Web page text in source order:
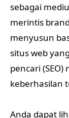
sebagai
merintis
menyusun
situs web
pencari
keberhasilan
Anda dapat